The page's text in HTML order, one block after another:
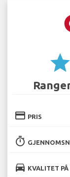
star
credit_card PRIS
timer
directions_car KVALITET